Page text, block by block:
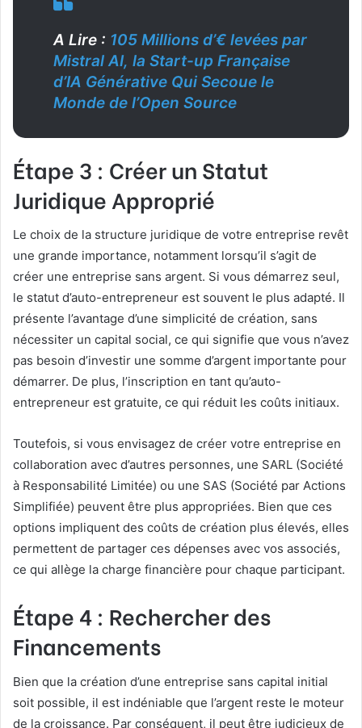
A Lire : 105 Millions d’€ levées par
Mistral AI, la Start-up Française
d’IA Générative Qui Secoue le
Monde de l’Open Source
Étape 3 : Créer un Statut
Juridique Approprié
Le choix de la structure juridique de votre entreprise revêt
une grande importance, notamment lorsqu’il s’agit de
créer une entreprise sans argent. Si vous démarrez seul,
le statut d’auto-entrepreneur est souvent le plus adapté. Il
présente l’avantage d’une simplicité de création, sans
nécessiter un capital social, ce qui signifie que vous n’avez
pas besoin d’investir une somme d’argent importante pour
démarrer. De plus, l’inscription en tant qu’auto-
entrepreneur est gratuite, ce qui réduit les coûts initiaux.
Toutefois, si vous envisagez de créer votre entreprise en
collaboration avec d’autres personnes, une SARL (Société
à Responsabilité Limitée) ou une SAS (Société par Actions
Simplifiée) peuvent être plus appropriées. Bien que ces
options impliquent des coûts de création plus élevés, elles
permettent de partager ces dépenses avec vos associés,
ce qui allège la charge financière pour chaque participant.
Étape 4 : Rechercher des
Financements
Bien que la création d’une entreprise sans capital initial
soit possible, il est indéniable que l’argent reste le moteur
de la croissance. Par conséquent, il peut être judicieux de